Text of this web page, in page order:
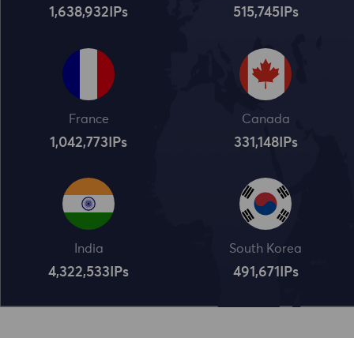
1,638,932 IPs 515,745IPs
France
1,042,773 IPs
Canada
331,148IPs
India
4,322,534 IPs
South Korea
491,672 IPs